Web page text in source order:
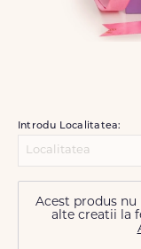
Introdu Localitatea:
Acest produs
alte creatii la